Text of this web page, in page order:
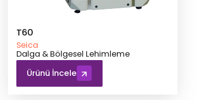
T60
Seica
Dalga & Bölgesel Lehimleme
Ürünü İncele